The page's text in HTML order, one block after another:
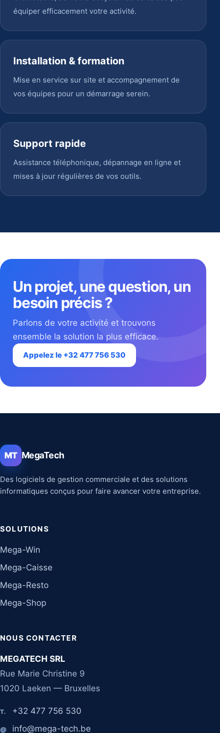
équiper efficacement votre activité.
Installation & formation
Mise en service sur site et accompagnement de
vos équipes pour un démarrage serein.
Support rapide
Assistance téléphonique, dépannage en ligne et
mises à jour régulières de vos outils.
Un projet, une question, un
besoin précis ?
Parlons de votre activité et trouvons
ensemble la solution la plus efficace.
Appelez le +32 477 756 530
MT MegaTech
Des logiciels de gestion commerciale et des solutions
informatiques conçus pour faire avancer votre entreprise.
SOLUTIONS
Mega-Win
Mega-Caisse
Mega-Resto
Mega-Shop
NOUS CONTACTER
MEGATECH SRL
Rue Marie Christine 9
1020 Laeken — Bruxelles
T. +32 477 756 530
@ info@mega-tech.be